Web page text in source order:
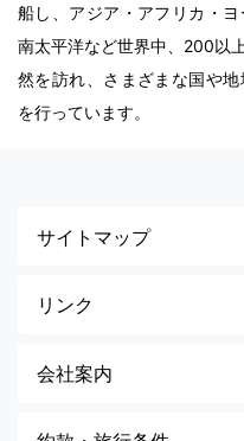
船し、アジア・アフリカ・
南太平洋など世界中、200以
然を訪れ、さまざまな国や
を行っています。
サイトマップ
リンク
会社案内